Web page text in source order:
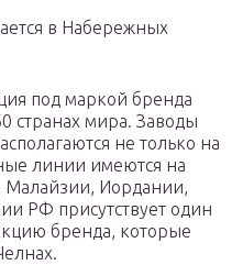
в Набережных
под маркой бренда
странах мира. Заводы
не только на
линии имеются на
Иордании,
РФ присутствует один
бренда, которые